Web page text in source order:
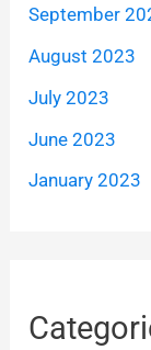
September
August 2023
July 2023
June 2023
January 2023